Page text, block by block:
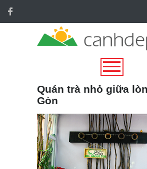
Quán trà nhỏ giữa
Gòn